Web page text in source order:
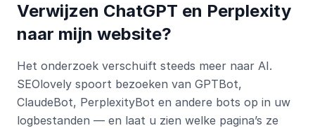
Verwijzen ChatGPT en Perplexity
naar mijn website?
Het onderzoek verschuift steeds meer naar AI.
SEOlovely spoort bezoeken van GPTBot,
ClaudeBot, PerplexityBot en andere bots op in uw
logbestanden — en laat u zien welke pagina’s ze